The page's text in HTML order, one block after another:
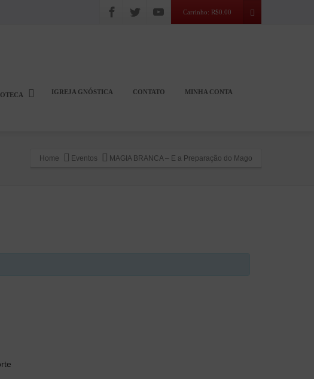
Carrinho: R$0.00
IGREJA GNÓSTICA CONTATO MINHA CONTA
Home Eventos MAGIA BRANCA – E a Preparação do Mago